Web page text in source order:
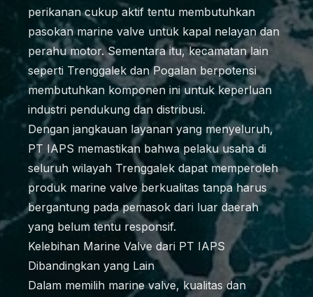
perikanan cukup aktif tentu membutuhkan
pasokan marine valve untuk kapal nelayan dan
perahu motor. Sementara itu, kecamatan lain
seperti Trenggalek dan Pogalan berpotensi
membutuhkan komponen ini untuk keperluan
industri pendukung dan distribusi.
Dengan jangkauan layanan yang menyeluruh,
PT IAPS memastikan bahwa pelaku usaha di
seluruh wilayah Trenggalek dapat memperoleh
produk marine valve berkualitas tanpa harus
bergantung pada pemasok dari luar daerah
yang belum tentu responsif.
Kelebihan Marine Valve dari PT IAPS
Dibandingkan yang Lain
Dalam memilih marine valve, kualitas dan